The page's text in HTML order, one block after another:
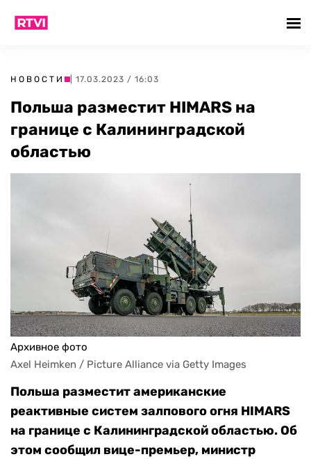
НОВОСТИ | 17.03.2023 / 16:03
Польша разместит HIMARS на
границе с Калининградской
областью
Архивное фото
Axel Heimken / Picture Alliance via Getty Images
Польша разместит американские
реактивные систем залпового огня HIMARS
на границе с Калининградской областью. Об
этом сообщил вице-премьер, министр